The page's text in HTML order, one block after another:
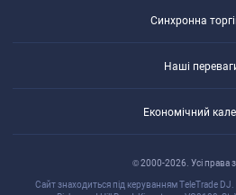
Cинхронна
Наші
Економічний
© 2000-2026. Уcі права
Cайт знаходитьcя під керуванням TeleTrade